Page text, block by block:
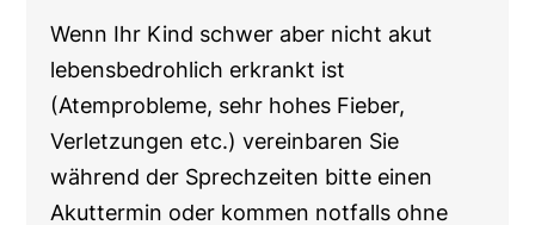
Wenn Ihr Kind schwer aber nicht akut
lebensbedrohlich erkrankt ist
(Atemprobleme, sehr hohes Fieber,
Verletzungen etc.) vereinbaren Sie
während der Sprechzeiten bitte einen
Akuttermin oder kommen notfalls ohne